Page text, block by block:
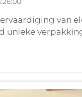
van
unieke
oplossings
ontwerp